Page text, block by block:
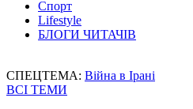
Спорт
Lifestyle
БЛОГИ ЧИТАЧІВ
СПЕЦТЕМА: Війна в Ірані
ВСІ ТЕМИ